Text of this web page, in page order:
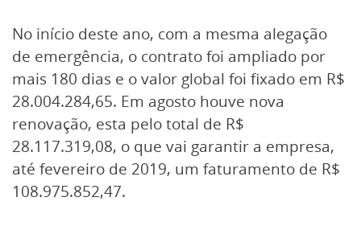
No início deste ano, com a mesma alegação
de emergência, o contrato foi ampliado por
mais 180 dias e o valor global foi fixado em R$
28.004.284,65. Em agosto houve nova
renovação, esta pelo total de R$
28.117.319,08, o que vai garantir a empresa,
até fevereiro de 2019, um faturamento de R$
108.975.852,47.